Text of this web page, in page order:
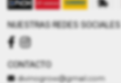
NUESTRAS REDES SOCIALES
CONTACTO
divinogrow@gmail.com